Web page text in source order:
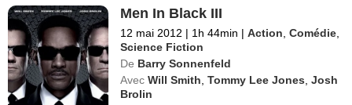
Men In Black III
12 mai 2012 | 1h 44min | Action ,Comédie
Science Fiction
De Barry Sonnenfeld
Avec Will Smith ,Tommy Lee Jones ,Josh
Brolin